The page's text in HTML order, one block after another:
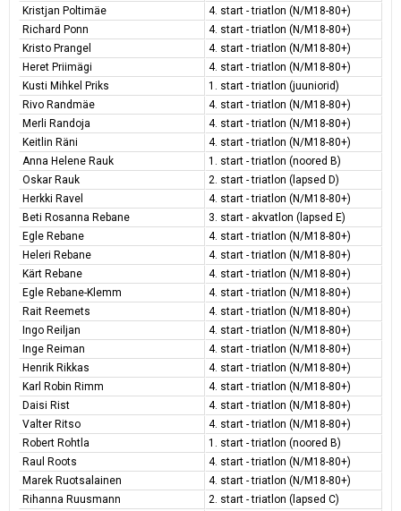
Kristjan Poltimäe
4. start - triatlon (N/M18-80+)
Richard Ponn
4. start - triatlon (N/M18-80+)
Kristo Prangel
4. start - triatlon (N/M18-80+)
Heret Priimägi
4. start - triatlon (N/M18-80+)
Kusti Mihkel Priks
1. start - triatlon (juuniorid)
Rivo Randmäe
4. start - triatlon (N/M18-80+)
Merli Randoja
4. start - triatlon (N/M18-80+)
Keitlin Räni
4. start - triatlon (N/M18-80+)
Anna Helene Rauk
1. start - triatlon (noored B)
Oskar Rauk
2. start - triatlon (lapsed D)
Herkki Ravel
4. start - triatlon (N/M18-80+)
Beti Rosanna Rebane
3. start - akvatlon (lapsed E)
Egle Rebane
4. start - triatlon (N/M18-80+)
Heleri Rebane
4. start - triatlon (N/M18-80+)
Kärt Rebane
4. start - triatlon (N/M18-80+)
Egle Rebane-Klemm
4. start - triatlon (N/M18-80+)
Rait Reemets
4. start - triatlon (N/M18-80+)
Ingo Reiljan
4. start - triatlon (N/M18-80+)
Inge Reiman
4. start - triatlon (N/M18-80+)
Henrik Rikkas
4. start - triatlon (N/M18-80+)
Karl Robin Rimm
4. start - triatlon (N/M18-80+)
Daisi Rist
4. start - triatlon (N/M18-80+)
Valter Ritso
4. start - triatlon (N/M18-80+)
Robert Rohtla
1. start - triatlon (noored B)
Raul Roots
4. start - triatlon (N/M18-80+)
Marek Ruotsalainen
4. start - triatlon (N/M18-80+)
Rihanna Ruusmann
2. start - triatlon (lapsed C)